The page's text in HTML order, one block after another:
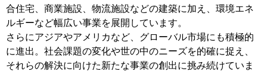
合住宅、商業施設、物流施設などの建築に加え、環境エネ
ルギーなど幅広い事業を展開しています。
さらにアジアやアメリカなど、グローバル市場にも積極的
に進出。社会課題の変化や世の中のニーズを的確に捉え、
それらの解決に向けた新たな事業の創出に挑み続けていま